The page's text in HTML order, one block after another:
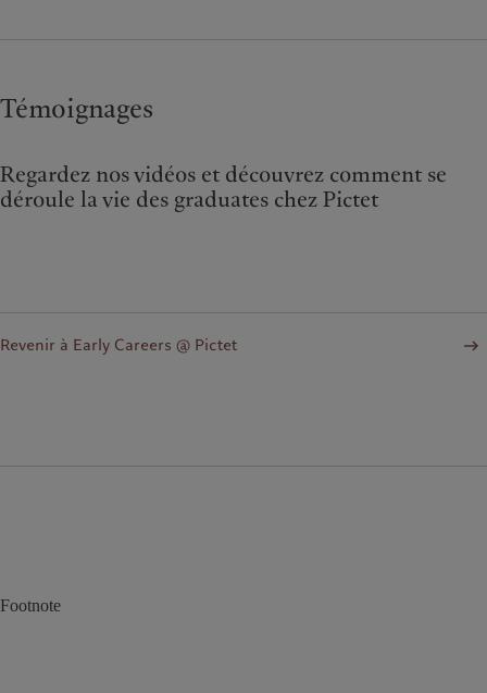
Témoignages
Regardez nos vidéos et découvrez comment se
déroule la vie des graduates chez Pictet
Revenir à Early Careers @ Pictet
Footnote